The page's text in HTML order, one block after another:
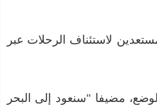
لاستئناف الرحلات عبر
مضيفا "سنعود إلى البحر